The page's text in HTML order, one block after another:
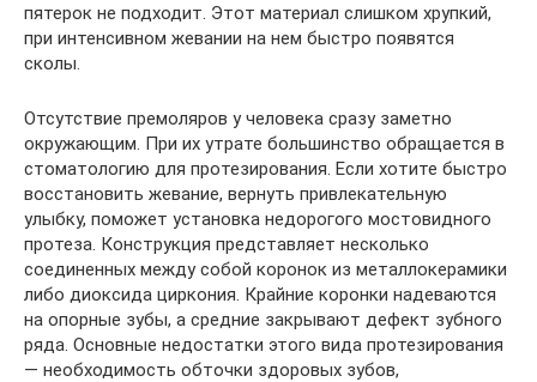
пятерок не подходит. Этот материал слишком хрупкий,
при интенсивном жевании на нем быстро появятся
сколы.
Отсутствие премоляров у человека сразу заметно
окружающим. При их утрате большинство обращается в
стоматологию для протезирования. Если хотите быстро
восстановить жевание, вернуть привлекательную
улыбку, поможет установка недорогого мостовидного
протеза. Конструкция представляет несколько
соединенных между собой коронок из металлокерамики
либо диоксида циркония. Крайние коронки надеваются
на опорные зубы, а средние закрывают дефект зубного
ряда. Основные недостатки этого вида протезирования
— необходимость обточки здоровых зубов,